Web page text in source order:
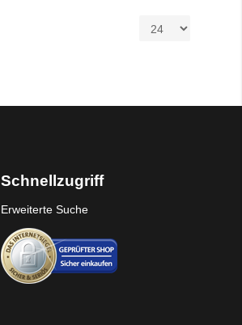
Schnellzugriff
Erweiterte Suche